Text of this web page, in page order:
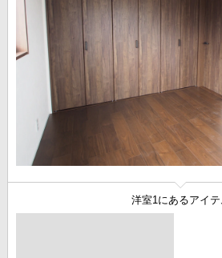
洋室1にあるアイテ